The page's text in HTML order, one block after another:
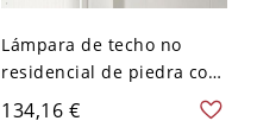
Lámpara de techo no
residencial de piedra con
pantalla de tiza, forma
redonda, 1 luz LED
134,16 €